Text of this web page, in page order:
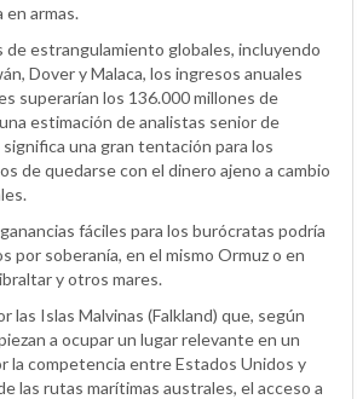
armas.
de estrangulamiento globales, incluyendo
Dover y Malaca, los ingresos anuales
superarían los 136.000 millones de
estimación de analistas senior de
una gran tentación para los
de quedarse con el dinero ajeno a cambio
fáciles para los burócratas podría
por soberanía, en el mismo Ormuz o en
y otros mares.
las Islas Malvinas (Falkland) que, según
a ocupar un lugar relevante en un
la competencia entre Estados Unidos y
las rutas marítimas australes, el acceso a